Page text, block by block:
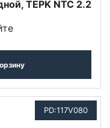
TEPK NTC 2.2
PD:117V080